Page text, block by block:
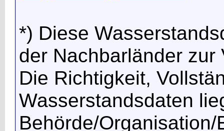
*) Diese
der Nachbarländer
Die Richtigkeit,
Wasserstandsdaten
Behörde/Organisation/